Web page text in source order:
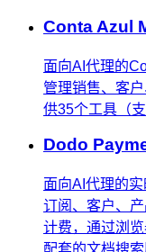
Conta Azul
面向AI代理的
管理销售、客
供35个工具（
Dodo
面向AI代理的
订阅、客户、
计费，通过浏